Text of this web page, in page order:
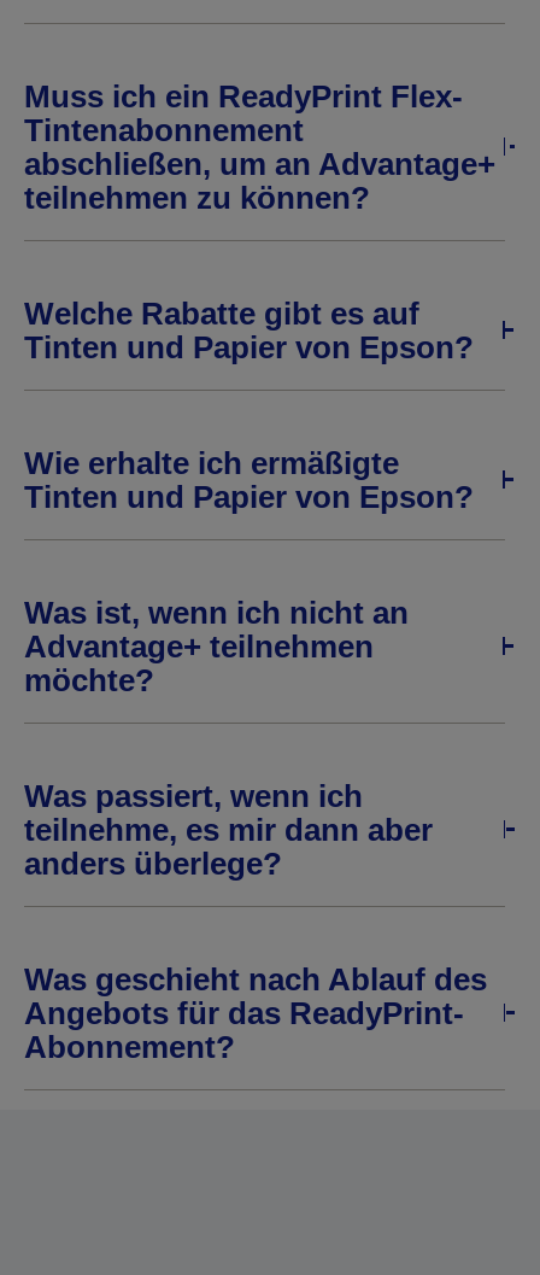
Muss ich ein ReadyPrint Flex-
Tintenabonnement
abschließen, um an Advantage+
teilnehmen zu können?
Welche Rabatte gibt es auf
Tinten und Papier von Epson?
Wie erhalte ich ermäßigte
Tinten und Papier von Epson?
Was ist, wenn ich nicht an
Advantage+ teilnehmen
möchte?
Was passiert, wenn ich
teilnehme, es mir dann aber
anders überlege?
Was geschieht nach Ablauf des
Angebots für das ReadyPrint-
Abonnement?